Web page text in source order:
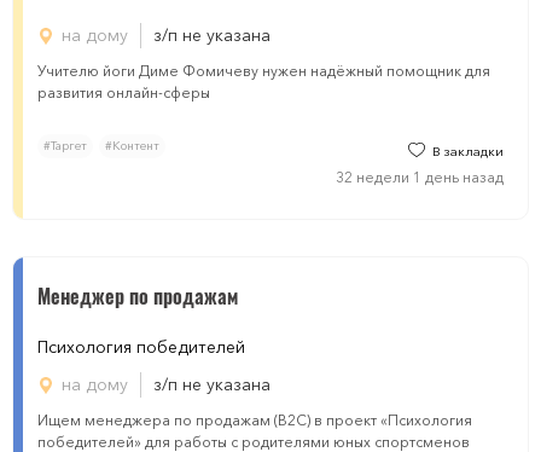
на дому з/п не указана
Учителю йоги Диме Фомичеву нужен надёжный помощник для
развития онлайн-сферы
#Таргет #Контент В закладки
32 недели 1 день назад
Менеджер по продажам
Психология победителей
на дому
з/п не указана
Ищем менеджера по продажам (B2C) в проект «Психология
победителей» для работы с родителями юных спортсменов